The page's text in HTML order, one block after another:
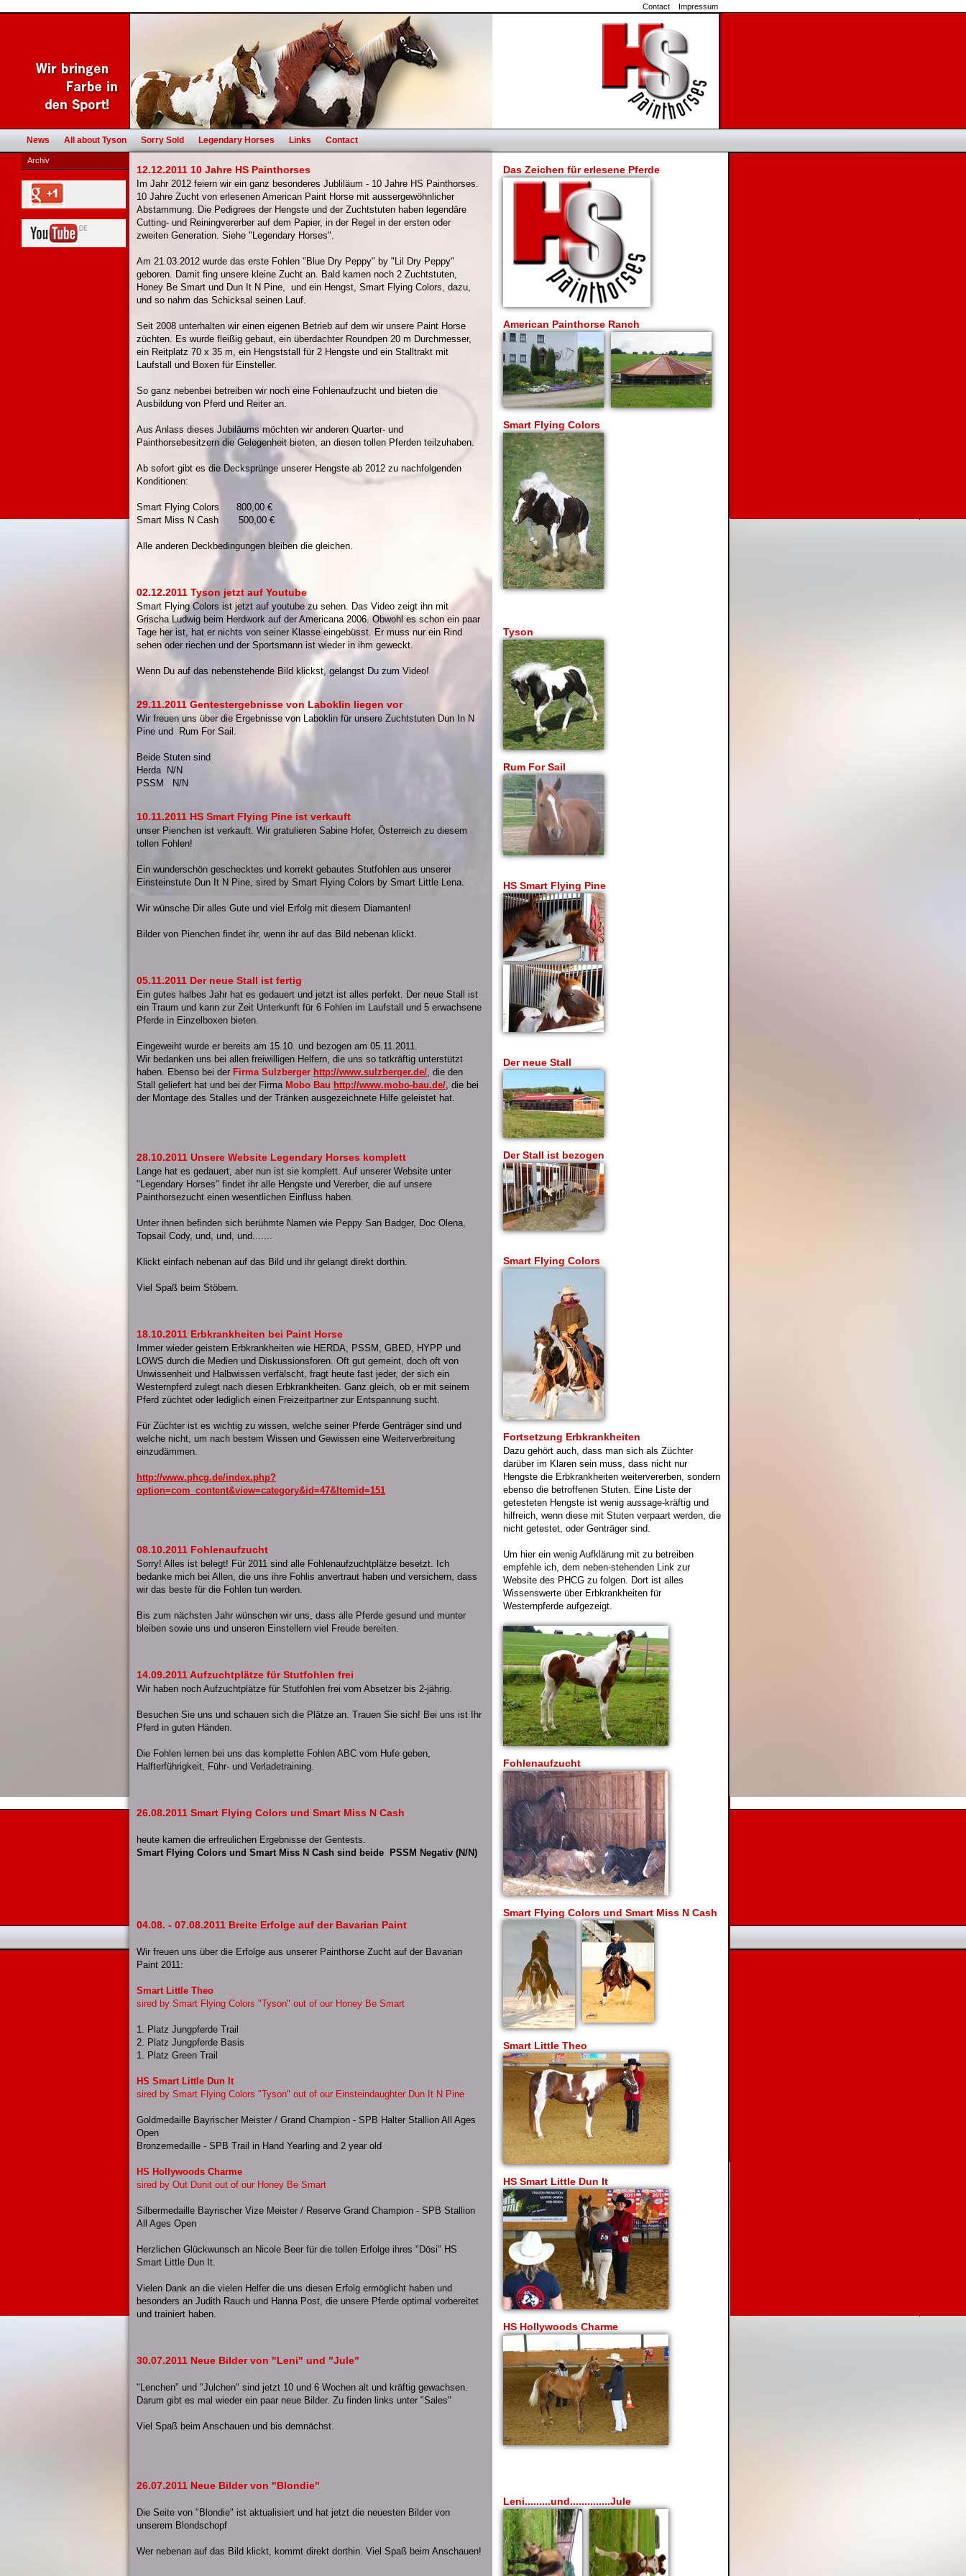
Contact Impressum
News All about Tyson Sorry Sold Legendary Horses Links Contact
Archiv
12.12.2011 10 Jahre HS Painthorses
Im Jahr 2012 feiern wir ein ganz besonderes Jubliläum - 10 Jahre HS Painthorses.
10 Jahre Zucht von erlesenen American Paint Horse mit aussergewöhnlicher
Abstammung. Die Pedigrees der Hengste und der Zuchtstuten haben legendäre
Cutting- und Reiningvererber auf dem Papier, in der Regel in der ersten oder
zweiten Generation. Siehe "Legendary Horses".
Am 21.03.2012 wurde das erste Fohlen "Blue Dry Peppy" by "Lil Dry Peppy"
geboren. Damit fing unsere kleine Zucht an. Bald kamen noch 2 Zuchtstuten,
Honey Be Smart und Dun It N Pine, und ein Hengst, Smart Flying Colors, dazu,
und so nahm das Schicksal seinen Lauf.
Seit 2008 unterhalten wir einen eigenen Betrieb auf dem wir unsere Paint Horse
züchten. Es wurde fleißig gebaut, ein überdachter Roundpen 20 m Durchmesser,
ein Reitplatz 70 x 35 m, ein Hengststall für 2 Hengste und ein Stalltrakt mit
Laufstall und Boxen für Einsteller.
So ganz nebenbei betreiben wir noch eine Fohlenaufzucht und bieten die
Ausbildung von Pferd und Reiter an.
Aus Anlass dieses Jubiläums möchten wir anderen Quarter- und
Painthorsebesitzern die Gelegenheit bieten, an diesen tollen Pferden teilzuhaben.
Ab sofort gibt es die Decksprünge unserer Hengste ab 2012 zu nachfolgenden
Konditionen:
Smart Flying Colors 800,00 €
Smart Miss N Cash 500,00 €
Alle anderen Deckbedingungen bleiben die gleichen.
02.12.2011 Tyson jetzt auf Youtube
Smart Flying Colors ist jetzt auf youtube zu sehen. Das Video zeigt ihn mit
Grischa Ludwig beim Herdwork auf der Americana 2006. Obwohl es schon ein paar
Tage her ist, hat er nichts von seiner Klasse eingebüsst. Er muss nur ein Rind
sehen oder riechen und der Sportsmann ist wieder in ihm geweckt.
Wenn Du auf das nebenstehende Bild klickst, gelangst Du zum Video!
29.11.2011 Gentestergebnisse von Laboklin liegen vor
Wir freuen uns über die Ergebnisse von Laboklin für unsere Zuchtstuten Dun In N
Pine und Rum For Sail.
Beide Stuten sind
Herda N/N
PSSM N/N
10.11.2011 HS Smart Flying Pine ist verkauft
unser Pienchen ist verkauft. Wir gratulieren Sabine Hofer, Österreich zu diesem
tollen Fohlen!
Ein wunderschön geschecktes und korrekt gebautes Stutfohlen aus unserer
Einsteinstute Dun It N Pine, sired by Smart Flying Colors by Smart Little Lena.
Wir wünsche Dir alles Gute und viel Erfolg mit diesem Diamanten!
Bilder von Pienchen findet ihr, wenn ihr auf das Bild nebenan klickt.
05.11.2011 Der neue Stall ist fertig
Ein gutes halbes Jahr hat es gedauert und jetzt ist alles perfekt. Der neue Stall ist
ein Traum und kann zur Zeit Unterkunft für 6 Fohlen im Laufstall und 5 erwachsene
Pferde in Einzelboxen bieten.
Eingeweiht wurde er bereits am 15.10. und bezogen am 05.11.2011.
Wir bedanken uns bei allen freiwilligen Helfern, die uns so tatkräftig unterstützt
haben. Ebenso bei der Firma Sulzberger http://www.sulzberger.de/, die den
Stall geliefert hat und bei der Firma Mobo Bau http://www.mobo-bau.de/, die bei
der Montage des Stalles und der Tränken ausgezeichnete Hilfe geleistet hat.
28.10.2011 Unsere Website Legendary Horses komplett
Lange hat es gedauert, aber nun ist sie komplett. Auf unserer Website unter
"Legendary Horses" findet ihr alle Hengste und Vererber, die auf unsere
Painthorsezucht einen wesentlichen Einfluss haben.
Unter ihnen befinden sich berühmte Namen wie Peppy San Badger, Doc Olena,
Topsail Cody, und, und, und.......
Klickt einfach nebenan auf das Bild und ihr gelangt direkt dorthin.
Viel Spaß beim Stöbern.
18.10.2011 Erbkrankheiten bei Paint Horse
Immer wieder geistern Erbkrankheiten wie HERDA, PSSM, GBED, HYPP und
LOWS durch die Medien und Diskussionsforen. Oft gut gemeint, doch oft von
Unwissenheit und Halbwissen verfälscht, fragt heute fast jeder, der sich ein
Westernpferd zulegt nach diesen Erbkrankheiten. Ganz gleich, ob er mit seinem
Pferd züchtet oder lediglich einen Freizeitpartner zur Entspannung sucht.
Für Züchter ist es wichtig zu wissen, welche seiner Pferde Genträger sind und
welche nicht, um nach bestem Wissen und Gewissen eine Weiterverbreitung
einzudämmen.
http://www.phcg.de/index.php?
option=com_content&view=category&id=47&Itemid=151
08.10.2011 Fohlenaufzucht
Sorry! Alles ist belegt! Für 2011 sind alle Fohlenaufzuchtplätze besetzt. Ich
bedanke mich bei Allen, die uns ihre Fohlis anvertraut haben und versichern, dass
wir das beste für die Fohlen tun werden.
Bis zum nächsten Jahr wünschen wir uns, dass alle Pferde gesund und munter
bleiben sowie uns und unseren Einstellern viel Freude bereiten.
14.09.2011 Aufzuchtplätze für Stutfohlen frei
Wir haben noch Aufzuchtplätze für Stutfohlen frei vom Absetzer bis 2-jährig.
Besuchen Sie uns und schauen sich die Plätze an. Trauen Sie sich! Bei uns ist Ihr
Pferd in guten Händen.
Die Fohlen lernen bei uns das komplette Fohlen ABC vom Hufe geben,
Halfterführigkeit, Führ- und Verladetraining.
26.08.2011 Smart Flying Colors und Smart Miss N Cash
heute kamen die erfreulichen Ergebnisse der Gentests.
Smart Flying Colors und Smart Miss N Cash sind beide PSSM Negativ (N/N)
04.08. - 07.08.2011 Breite Erfolge auf der Bavarian Paint
Wir freuen uns über die Erfolge aus unserer Painthorse Zucht auf der Bavarian
Paint 2011:
Smart Little Theo
sired by Smart Flying Colors "Tyson" out of our Honey Be Smart
1. Platz Jungpferde Trail
2. Platz Jungpferde Basis
1. Platz Green Trail
HS Smart Little Dun It
sired by Smart Flying Colors "Tyson" out of our Einsteindaughter Dun It N Pine
Goldmedaille Bayrischer Meister / Grand Champion - SPB Halter Stallion All Ages
Open
Bronzemedaille - SPB Trail in Hand Yearling and 2 year old
HS Hollywoods Charme
sired by Out Dunit out of our Honey Be Smart
Silbermedaille Bayrischer Vize Meister / Reserve Grand Champion - SPB Stallion
All Ages Open
Herzlichen Glückwunsch an Nicole Beer für die tollen Erfolge ihres "Dösi" HS
Smart Little Dun It.
Vielen Dank an die vielen Helfer die uns diesen Erfolg ermöglicht haben und
besonders an Judith Rauch und Hanna Post, die unsere Pferde optimal vorbereitet
und trainiert haben.
30.07.2011 Neue Bilder von "Leni" und "Jule"
"Lenchen" und "Julchen" sind jetzt 10 und 6 Wochen alt und kräftig gewachsen.
Darum gibt es mal wieder ein paar neue Bilder. Zu finden links unter "Sales"
Viel Spaß beim Anschauen und bis demnächst.
26.07.2011 Neue Bilder von "Blondie"
Die Seite von "Blondie" ist aktualisiert und hat jetzt die neuesten Bilder von
unserem Blondschopf
Wer nebenan auf das Bild klickt, kommt direkt dorthin. Viel Spaß beim Anschauen!
Das Zeichen für erlesene Pferde
American Painthorse Ranch
Smart Flying Colors
Tyson
Rum For Sail
HS Smart Flying Pine
Der neue Stall
Der Stall ist bezogen
Smart Flying Colors
Fortsetzung Erbkrankheiten
Dazu gehört auch, dass man sich als Züchter
darüber im Klaren sein muss, dass nicht nur
Hengste die Erbkrankheiten weitervererben, sondern
ebenso die betroffenen Stuten. Eine Liste der
getesteten Hengste ist wenig aussage-kräftig und
hilfreich, wenn diese mit Stuten verpaart werden, die
nicht getestet, oder Genträger sind.
Um hier ein wenig Aufklärung mit zu betreiben
empfehle ich, dem neben-stehenden Link zur
Website des PHCG zu folgen. Dort ist alles
Wissenswerte über Erbkrankheiten für
Westernpferde aufgezeigt.
Fohlenaufzucht
Smart Flying Colors und Smart Miss N Cash
Smart Little Theo
HS Smart Little Dun It
HS Hollywoods Charme
Leni.........und..............Jule